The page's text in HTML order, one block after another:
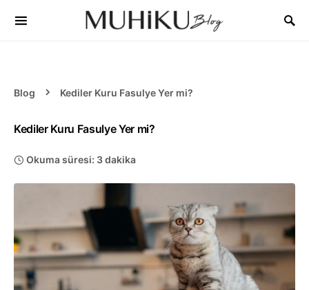
Blog Kediler Kuru Fasulye Yer mi?
Kediler Kuru Fasulye Yer mi?
Okuma süresi: 3 dakika